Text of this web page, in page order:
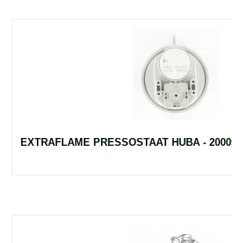
EXTRAFLAME PRESSOSTAAT HUBA -